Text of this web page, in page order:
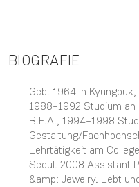
BIOGRAFIE
Geb. 1964 in
1988–1992 Studium
B.F.A., 1994–1998
Gestaltung/
Lehrtätigkeit am
Seoul. 2008 Assistant
&amp: Jewelry. Lebt